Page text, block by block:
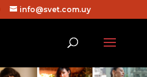
info@svet.com.uy